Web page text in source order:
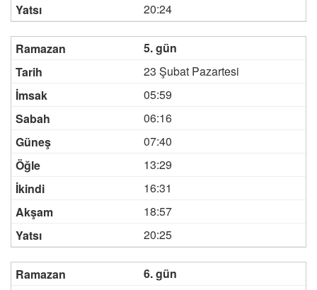
20:24
5. gün
23 Şubat Pazartesi
05:59
06:16
07:40
13:29
16:31
18:57
20:25
6. gün